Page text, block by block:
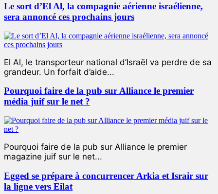
Le sort d’El Al, la compagnie aérienne israélienne,
sera annoncé ces prochains jours
El Al, le transporteur national d’Israël va perdre de sa
grandeur. Un forfait d’aide...
Pourquoi faire de la pub sur Alliance le premier
média juif sur le net ?
Pourquoi faire de la pub sur Alliance le premier
magazine juif sur le net...
Egged se prépare à concurrencer Arkia et Israir sur
la ligne vers Eilat